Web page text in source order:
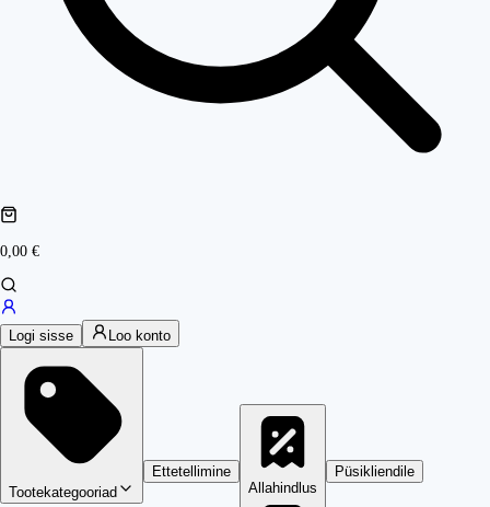
0,00 €
Logi sisse Loo konto
Tootekategooriad
Ettetellimine
Allahindlus
Püsikliendile